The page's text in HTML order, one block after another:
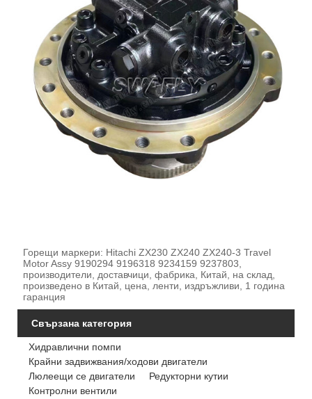
Горещи маркери: Hitachi ZX230 ZX240 ZX240-3 Travel
Motor Assy 9190294 9196318 9234159 9237803,
производители, доставчици, фабрика, Китай, на склад,
произведено в Китай, цена, ленти, издръжливи, 1 година
гаранция
Свързана категория
Хидравлични помпи
Крайни задвижвания/ходови двигатели
Люлеещи се двигатели
Редукторни кутии
Контролни вентили